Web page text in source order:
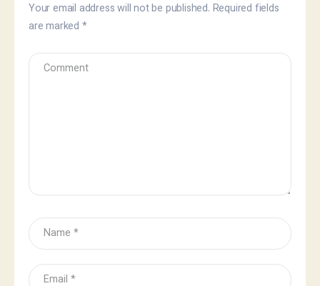
Your email address will not be published. Required fields
are marked *